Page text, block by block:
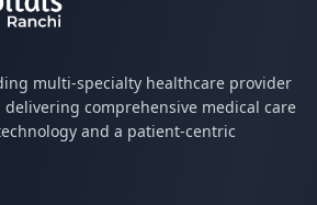
multi-specialty healthcare provider
delivering comprehensive medical care
and a patient-centric